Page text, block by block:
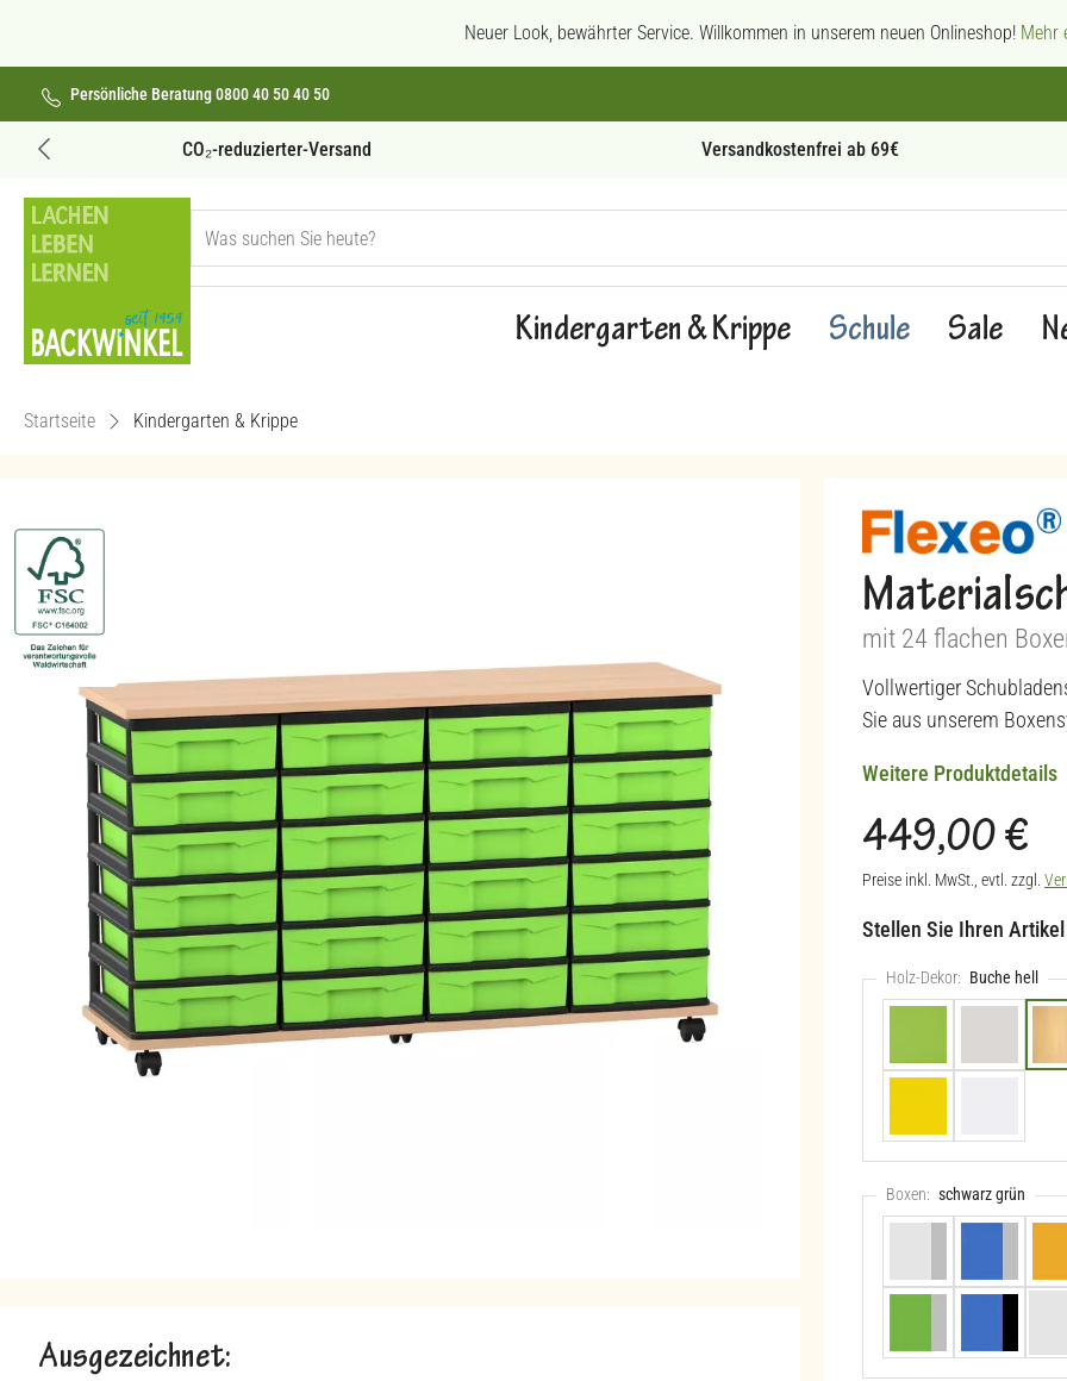
Neuer Look, bewährter Service. Willkommen in unserem neuen Onlineshop! Mehr
Persönliche Beratung 0800 40 50 40 50
Versandkostenfrei ab 69€ Persönliche Beratung
Kindergarten & Krippe Schule Sale
Startseite Kindergarten & Krippe
Ausgezeichnet:
mit 24 flachen
Vollwertiger
Sie aus unserem
Weitere Produktdetails
Regulärer Preis:
449,00 €
Preise inkl. MwSt., evtl. zzgl.
Stellen Sie Ihren
Holz-Dekor: Buche hell
Boxen: schwarz grün